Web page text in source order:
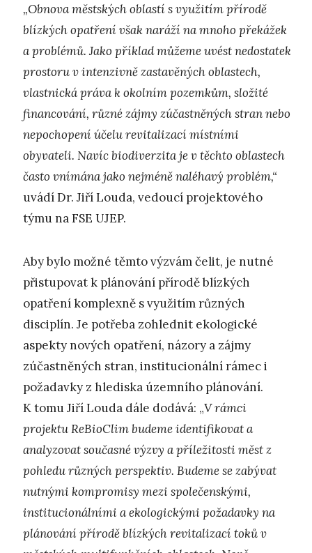
„Obnova městských oblastí s využitím přírodě
blízkých opatření však naráží na mnoho překážek
a problémů. Jako příklad můžeme uvést nedostatek
prostoru v intenzivně zastavěných oblastech,
vlastnická práva k okolním pozemkům, složité
financování, různé zájmy zúčastněných stran nebo
nepochopení účelu revitalizací místními
obyvateli. Navíc biodiverzita je v těchto oblastech
často vnímána jako nejméně naléhavý problém,“
uvádí Dr. Jiří Louda, vedoucí projektového
týmu na FSE UJEP.
Aby bylo možné těmto výzvám čelit, je nutné
přistupovat k plánování přírodě blízkých
opatření komplexně s využitím různých
disciplín. Je potřeba zohlednit ekologické
aspekty nových opatření, názory a zájmy
zúčastněných stran, institucionální rámec i
požadavky z hlediska územního plánování.
K tomu Jiří Louda dále dodává: „V rámci
projektu ReBioClim budeme identifikovat a
analyzovat současné výzvy a příležitosti měst z
pohledu různých perspektiv. Budeme se zabývat
nutnými kompromisy mezi společenskými,
institucionálními a ekologickými požadavky na
plánování přírodě blízkých revitalizací toků v